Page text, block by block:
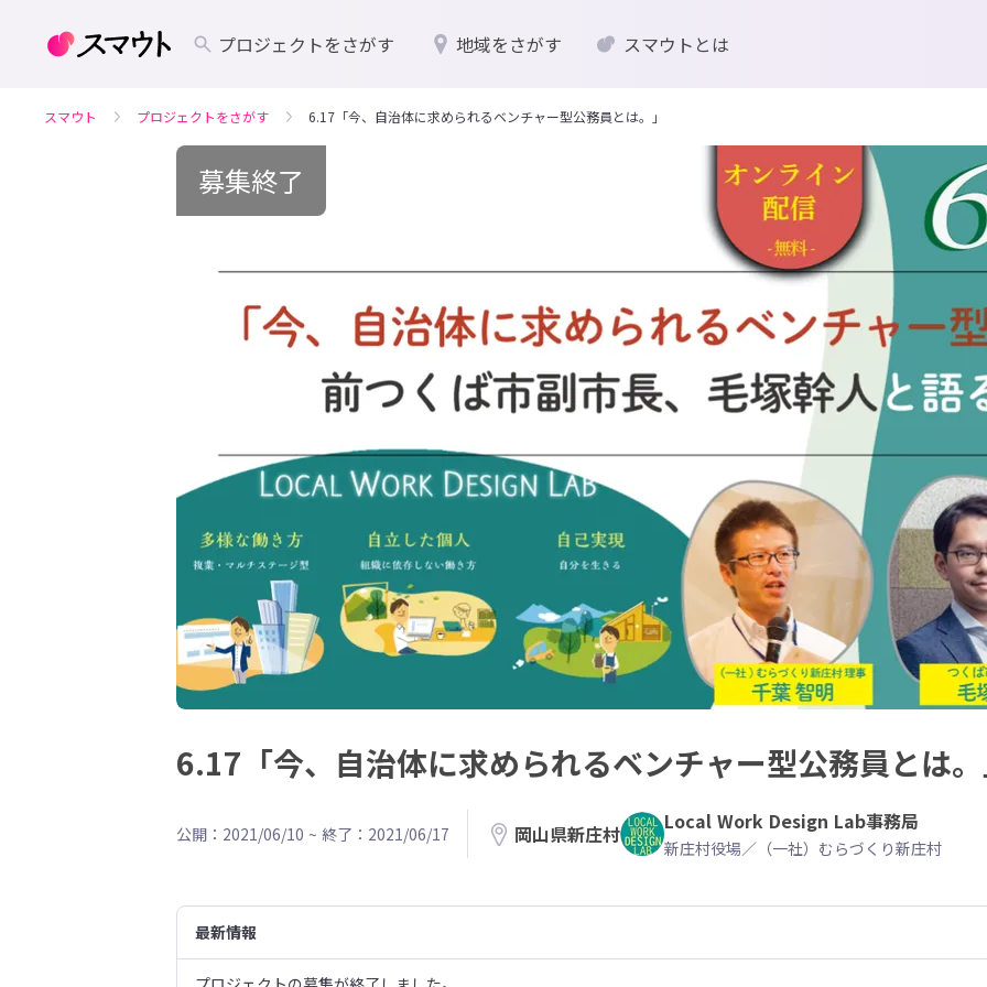
プロジェクトをさがす 地域をさがす スマウトとは
スマウト プロジェクトをさがす 6.17「今、自治体に求められるベンチャー型公務員とは。」
募集終了
6.17「今、自治体に求められるベンチャー型公務員とは
公開：2021/06/10 ~ 終了：2021/06/17 岡山県新庄村 Local Work Design Lab事務局
新庄村役場／（一社）むらづくり新庄村
最新情報